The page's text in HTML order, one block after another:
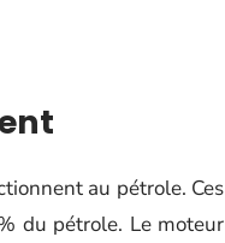
au pétrole. Ces
du pétrole. Le moteur